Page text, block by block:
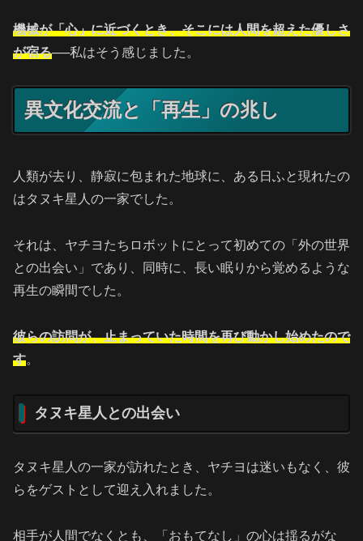
機械が「心」に近づくとき、そこには人間を超えた優しさ
が宿る──私はそう感じました。
異文化交流と「再生」の兆し
人類が去り、静寂に包まれた地球に、ある日ふと現れたの
はタヌキ星人の一家でした。
それは、ヤチヨたちロボットにとって初めての「外の世界
との出会い」であり、同時に、長い眠りから覚めるような
再生の瞬間でした。
彼らの訪問が、止まっていた時間を再び動かし始めたので
す。
タヌキ星人との出会い
タヌキ星人の一家が訪れたとき、ヤチヨは迷いもなく、彼
らをゲストとして迎え入れました。
相手が人間でなくとも、「おもてなし」の心は揺るがな